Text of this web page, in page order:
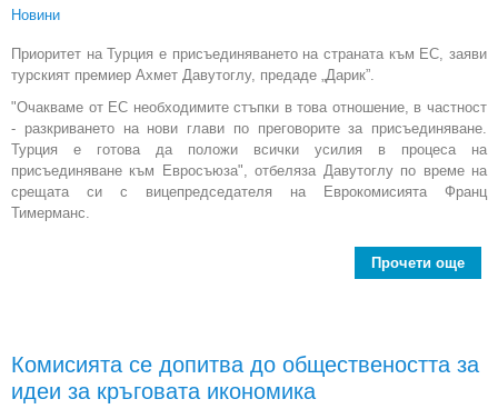
Новини
Приоритет на Турция е присъединяването на страната към ЕС, заяви
турският премиер Ахмет Давутоглу, предаде „Дарик”.
"Очакваме от ЕС необходимите стъпки в това отношение, в частност
- разкриването на нови глави по преговорите за присъединяване.
Турция е готова да положи всички усилия в процеса на
присъединяване към Евросъюза", отбеляза Давутоглу по време на
срещата си с вицепредседателя на Еврокомисията Франц
Тимерманс.
Прочети още
Комисията се допитва до обществеността за
идеи за кръговата икономика